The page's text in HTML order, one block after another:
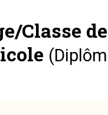
Classe